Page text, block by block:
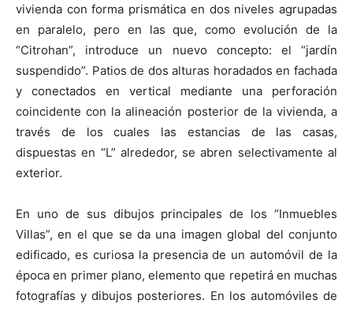
vivienda con forma prismática en dos niveles agrupadas
en paralelo, pero en las que, como evolución de la
“Citrohan”, introduce un nuevo concepto: el “jardín
suspendido”. Patios de dos alturas horadados en fachada
y conectados en vertical mediante una perforación
coincidente con la alineación posterior de la vivienda, a
través de los cuales las estancias de las casas,
dispuestas en “L” alrededor, se abren selectivamente al
exterior.
En uno de sus dibujos principales de los “Inmuebles
Villas”, en el que se da una imagen global del conjunto
edificado, es curiosa la presencia de un automóvil de la
época en primer plano, elemento que repetirá en muchas
fotografías y dibujos posteriores. En los automóviles de